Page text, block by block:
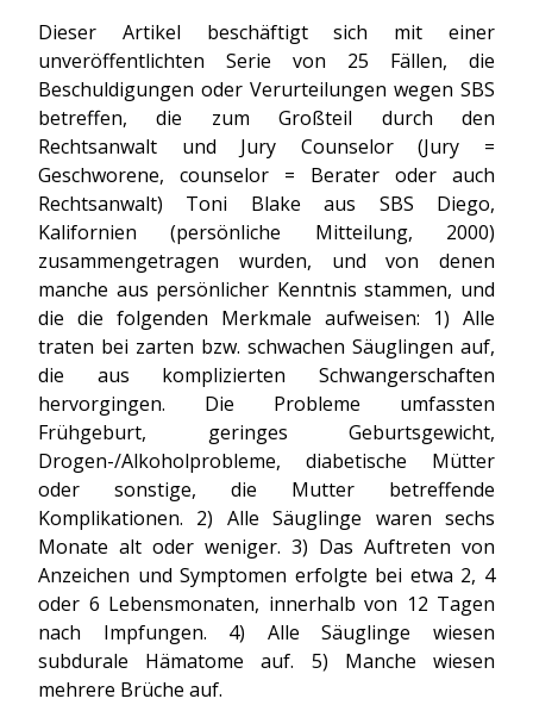
Dieser Artikel beschäftigt sich mit einer
unveröffentlichten Serie von 25 Fällen, die
Beschuldigungen oder Verurteilungen wegen SBS
betreffen, die zum Großteil durch den
Rechtsanwalt und Jury Counselor (Jury =
Geschworene, counselor = Berater oder auch
Rechtsanwalt) Toni Blake aus SBS Diego,
Kalifornien (persönliche Mitteilung, 2000)
zusammengetragen wurden, und von denen
manche aus persönlicher Kenntnis stammen, und
die die folgenden Merkmale aufweisen: 1) Alle
traten bei zarten bzw. schwachen Säuglingen auf,
die aus komplizierten Schwangerschaften
hervorgingen. Die Probleme umfassten
Frühgeburt, geringes Geburtsgewicht,
Drogen-/Alkoholprobleme, diabetische Mütter
oder sonstige, die Mutter betreffende
Komplikationen. 2) Alle Säuglinge waren sechs
Monate alt oder weniger. 3) Das Auftreten von
Anzeichen und Symptomen erfolgte bei etwa 2, 4
oder 6 Lebensmonaten, innerhalb von 12 Tagen
nach Impfungen. 4) Alle Säuglinge wiesen
subdurale Hämatome auf. 5) Manche wiesen
mehrere Brüche auf.